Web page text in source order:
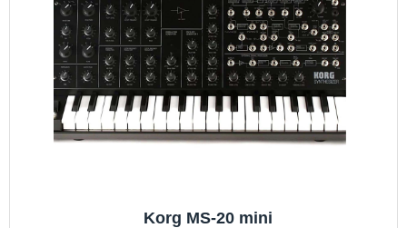
Korg MS-20 mini